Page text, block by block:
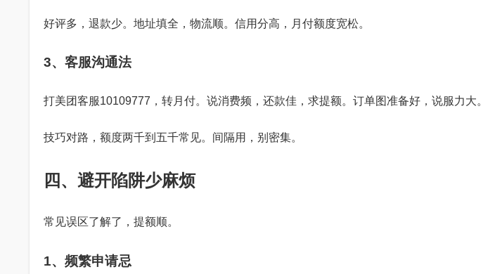
好评多，退款少。地址填全，物流顺。信用分高，月付额度宽松。
3、客服沟通法
打美团客服10109777，转月付。说消费频，还款佳，求提额。订单图准备好，说服力大。
技巧对路，额度两千到五千常见。间隔用，别密集。
四、避开陷阱少麻烦
常见误区了解了，提额顺。
1、频繁申请忌